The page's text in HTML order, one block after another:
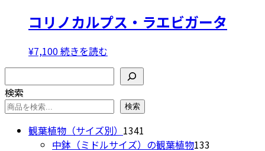
が
あ
オ
プ
シ
ョ
ン
格
は
¥58,000
価
格
は
コリノカルプス・ラエビガータ
¥7,100続きを読む
検索
検索
観葉植物（サイズ別） 1341
個
中鉢（ミドルサイズ）の観葉植物133